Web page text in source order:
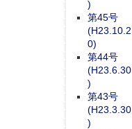
)
第45号
(H23.10.2
0)
第44号
(H23.6.30
)
第43号
(H23.3.30
)